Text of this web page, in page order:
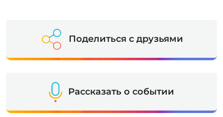
Поделиться с друзьями
Рассказать о событии